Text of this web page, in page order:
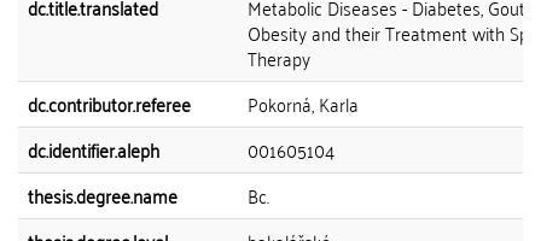
dc.title.translated
Metabolic Diseases - Diabetes, Gout
Obesity and their Treatment with Spa
Therapy
dc.contributor.referee
Pokorná, Karla
dc.identifier.aleph
001605104
thesis.degree.name
Bc.